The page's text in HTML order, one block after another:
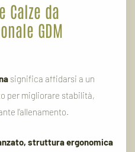
Calze da
GDM
significa affidarsi a un
per migliorare stabilità,
l’allenamento.
strutturaergonomica